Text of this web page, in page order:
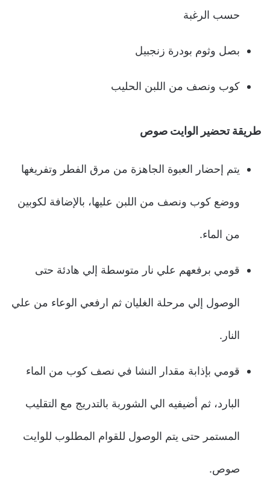
حسب الرغبة
بصل وثوم بودرة زنجبيل
كوب ونصف من اللبن الحليب
طريقة تحضير الوايت صوص
يتم إحضار العبوة الجاهزة من مرق الفطر وتفريغها
ووضع كوب ونصف من اللبن عليها، بالإضافة لكوبين
من الماء.
قومي برفعهم علي نار متوسطة إلي هادئة حتى
الوصول إلي مرحلة الغليان ثم ارفعي الوعاء من علي
النار.
قومي بإذابة مقدار النشا في نصف كوب من الماء
البارد، ثم أضيفيه الي الشوربة بالتدريج مع التقليب
المستمر حتى يتم الوصول للقوام المطلوب للوايت
صوص.